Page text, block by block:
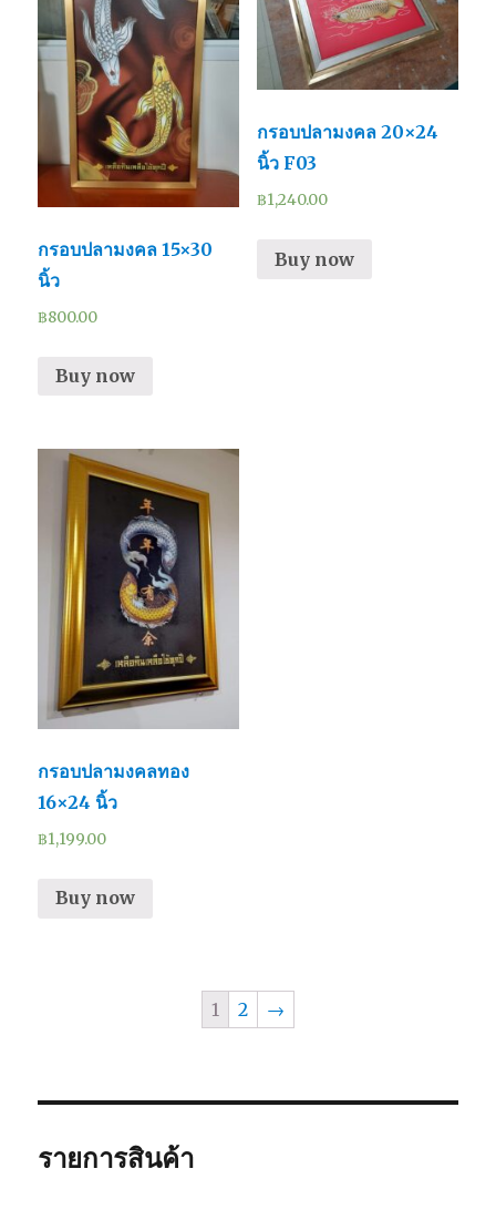
กรอบปลามงคล 15×30
นิ้ว
฿800.00
Buy now
กรอบปลามงคล 20×24
นิ้ว F03
฿1,240.00
Buy now
กรอบปลามงคลทอง
16×24 นิ้ว
฿1,199.00
Buy now
1 2 →
รายการสินค้า